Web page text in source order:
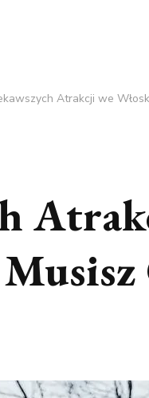
Atrakcji we